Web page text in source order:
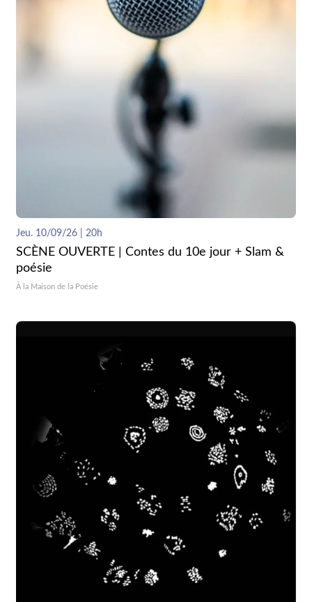
Jeu. 10/09/26 | 20h
SCÈNE OUVERTE | Contes du 10e jour + Slam &
poésie
À la Maison de la Poésie